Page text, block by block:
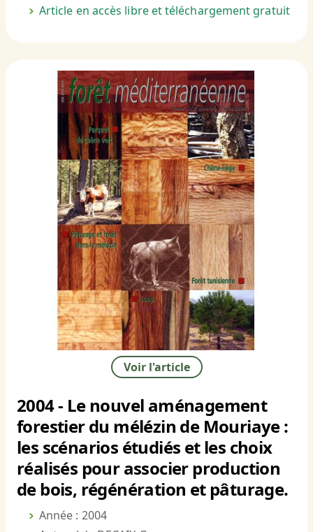
Article en accès libre et téléchargement gratuit
Voir l'article
2004 - Le nouvel aménagement
forestier du mélézin de Mouriaye :
les scénarios étudiés et les choix
réalisés pour associer production
de bois, régénération et pâturage.
Année : 2004